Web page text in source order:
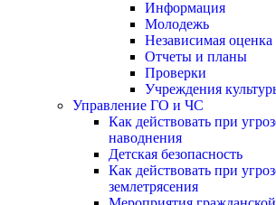
Информация
Молодежь
Независимая оценка
Отчеты и планы
Проверки
Учреждения
Управление ГО и ЧС
Как действовать при
наводнения
Детская безопасность
Как действовать при
землетрясения